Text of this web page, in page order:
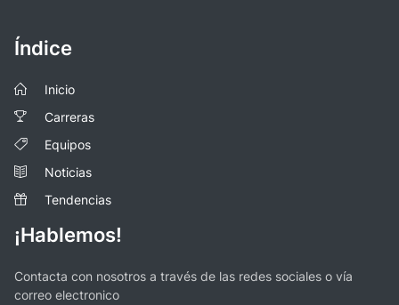
Índice
Inicio
Carreras
Equipos
Noticias
Tendencias
¡Hablemos!
Contacta con nosotros a través de las redes sociales o vía
correo electronico